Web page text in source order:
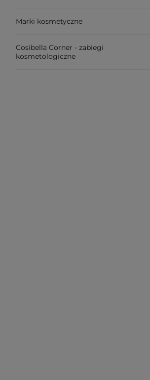
Marki kosmetyczne
Cosibella Corner - zabiegi
kosmetologiczne